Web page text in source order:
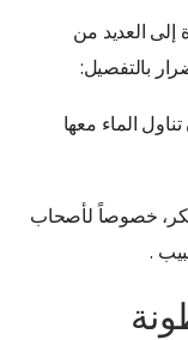
إلى العديد من
بالتفصيل:
الماء معها
خصوصاً لأصحاب
.